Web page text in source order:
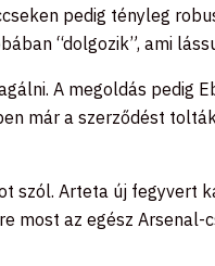
pedig tényleg
“dolgozik”, ami
A megoldás
már a szerződést
szól. Arteta új
most az egész Arsenal-